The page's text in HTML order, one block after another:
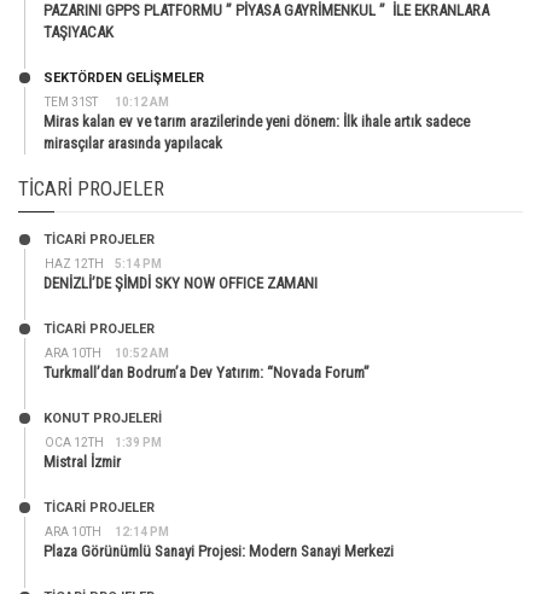
PAZARINI GPPS PLATFORMU ” PİYASA GAYRİMENKUL ” İLE EKRANLARA
TAŞIYACAK
TEM 31ST 10:12 AM
SEKTÖRDEN GELIŞMELER
Miras kalan ev ve tarım arazilerinde yeni dönem: İlk ihale artık sadece
mirasçılar arasında yapılacak
TICARI PROJELER
HAZ 12TH 5:14 PM
TİCARİ PROJELER
DENİZLİ’DE ŞİMDİ SKY NOW OFFICE ZAMANI
ARA 10TH 10:52 AM
TİCARİ PROJELER
Turkmall’dan Bodrum’a Dev Yatırım: “Novada Forum”
OCA 12TH 1:39 PM
KONUT PROJELERI
Mistral İzmir
ARA 10TH 12:14 PM
TİCARİ PROJELER
Plaza Görünümlü Sanayi Projesi: Modern Sanayi Merkezi